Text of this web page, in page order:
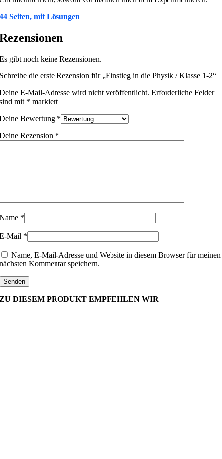
44 Seiten, mit Lösungen
Rezensionen
Es gibt noch keine Rezensionen.
Schreibe die erste Rezension für „Einstieg in die Physik / Klasse 1-2“
Deine E-Mail-Adresse wird nicht veröffentlicht. Erforderliche Felder
sind mit * markiert
Deine Bewertung *
Deine Rezension *
Name *
E-Mail *
Name, E-Mail-Adresse und Website in diesem Browser für meinen
nächsten Kommentar speichern.
ZU DIESEM PRODUKT EMPFEHLEN WIR